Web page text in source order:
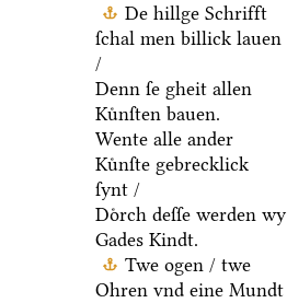
De hillge Schrifft
ſchal men billick lauen
/
Denn ſe gheit allen
Kuͤnſten bauen.
Wente alle ander
Kuͤnſte gebrecklick
ſynt /
Doͤrch deſſe werden wy
Gades Kindt.
Twe ogen / twe
Ohren vnd eine Mundt